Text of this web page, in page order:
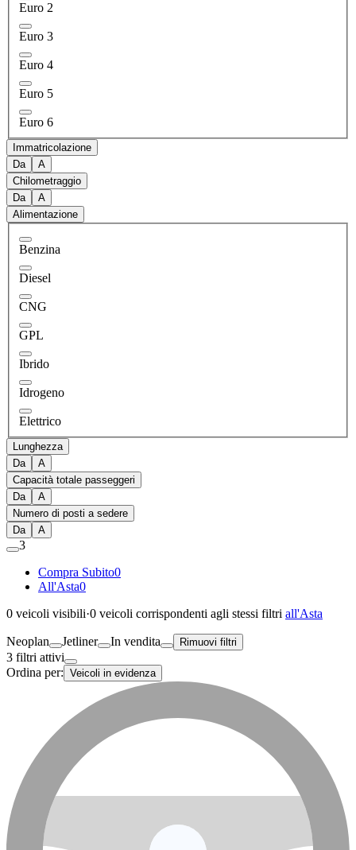
Euro 2
Euro 3
Euro 4
Euro 5
Euro 6
Immatricolazione
Da
A
Chilometraggio
Da
A
Alimentazione
Benzina
Diesel
CNG
GPL
Ibrido
Idrogeno
Elettrico
Lunghezza
Da
A
Capacità totale passeggeri
Da
A
Numero di posti a sedere
Da
A
3
Compra Subito0
All'Asta0
0 veicoli visibili·0 veicoli corrispondenti agli stessi filtri all'Asta
Neoplan Jetliner In vendita Rimuovi filtri
3 filtri attivi
Ordina per: Veicoli in evidenza